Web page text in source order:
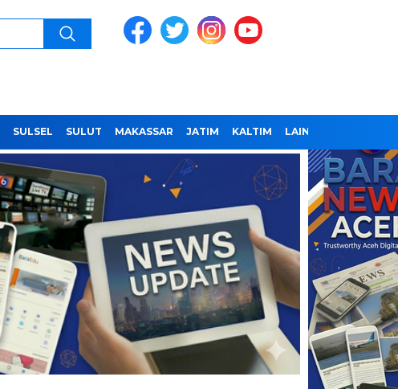
SULSEL SULUT MAKASSAR JATIM KALTIM LAINNYA